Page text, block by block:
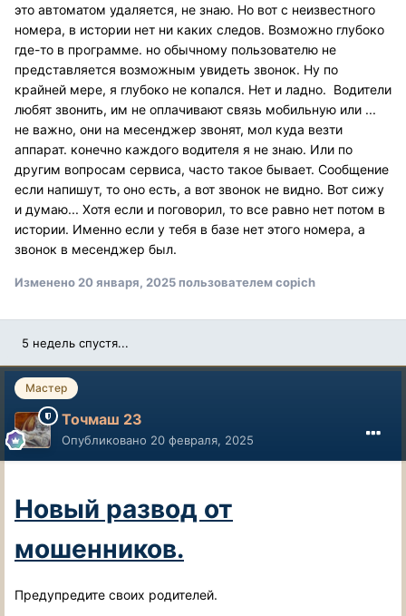
это автоматом удаляется, не знаю. Но вот с неизвестного
номера, в истории нет ни каких следов. Возможно глубоко
где-то в программе. но обычному пользователю не
представляется возможным увидеть звонок. Ну по
крайней мере, я глубоко не копался. Нет и ладно. Водители
любят звонить, им не оплачивают связь мобильную или ...
не важно, они на месенджер звонят, мол куда везти
аппарат. конечно каждого водителя я не знаю. Или по
другим вопросам сервиса, часто такое бывает. Сообщение
если напишут, то оно есть, а вот звонок не видно. Вот сижу
и думаю... Хотя если и поговорил, то все равно нет потом в
истории. Именно если у тебя в базе нет этого номера, а
звонок в месенджер был.
Изменено 20 января, 2025пользователем copich
5 недель спустя...
Мастер
Точмаш 23
Опубликовано 20 февраля, 2025
Новый развод от
мошенников.
Предупредите своих родителей.